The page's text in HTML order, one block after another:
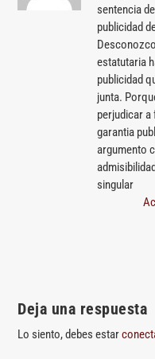
sentencia
publicidad
estatutaria
publicidad
junta.
perjudicar
garantia
argumento
singular
Deja una respuesta
Lo siento, debes estar